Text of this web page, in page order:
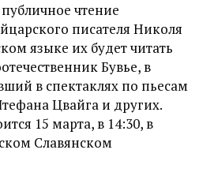
чтение
писателя Николя
языке их будет читать
Бувье, в
в спектаклях по пьесам
Цвайга и других.
15 марта, в 14:30, в
Славянском